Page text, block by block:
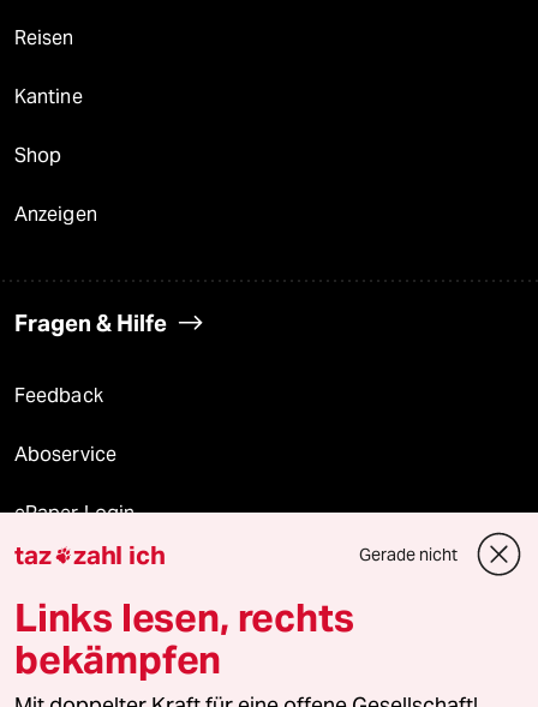
Reisen
Kantine
Shop
Anzeigen
Fragen & Hilfe
Feedback
Aboservice
ePaper Login
Downloads für Abonnierende
© 2026 taz Verlags und Vertriebs GmbH
taz zahl ich Gerade nicht
Links lesen, rechts
bekämpfen